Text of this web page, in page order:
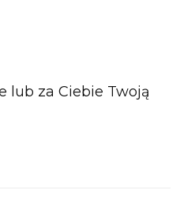
lub za Ciebie Twoją